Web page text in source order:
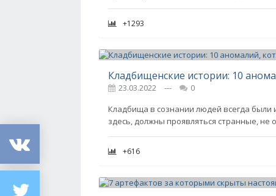
+1293
Кладбищенские истории: 10
23.03.2022 ---
0
Кладбища в сознании людей всегда были
здесь, должны проявляться странные,
+616